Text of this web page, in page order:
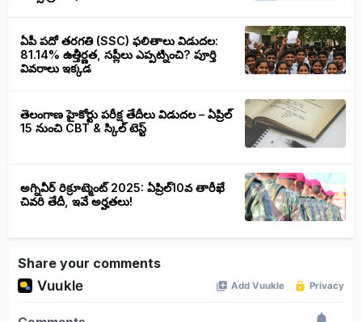
ఏపీ పదో తరగతి (SSC) ఫలితాలు విడుదల:
81.14% ఉత్తీర్ణత, సప్లీలు ఎప్పట్నించి? పూర్తి
వివరాలు ఇక్కడ
తెలంగాణ హైకోర్టు పరీక్ష తేదీలు విడుదల – ఏప్రిల్
15 నుంచి CBT & స్కిల్ టెస్ట్
అగ్నివీర్ రిక్రూట్మెంట్ 2025: ఏప్రిల్10వ తారీఖే
చివరి తేదీ, ఇవే అర్హతలు!
Share your comments